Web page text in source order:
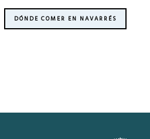
DÓNDE COMER EN NAVARRÉS